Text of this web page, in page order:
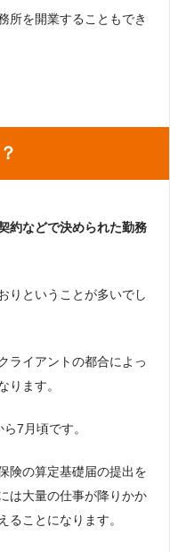
所を開業することもでき
約などで決められた勤務
りということが多いでし
ライアントの都合によっ
ります。
7月頃です。
険の算定基礎届の提出を
は大量の仕事が降りかか
ることになります。